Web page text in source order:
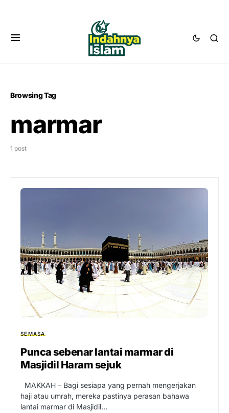
Browsing Tag
marmar
1 post
SEMASA
Punca sebenar lantai marmar di
Masjidil Haram sejuk
MAKKAH – Bagi sesiapa yang pernah mengerjakan
haji atau umrah, mereka pastinya perasan bahawa
lantai marmar di Masjidil…